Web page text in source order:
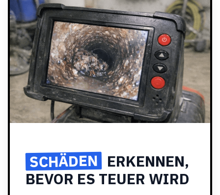
SCHÄDEN ERKENNEN,
BEVOR ES TEUER WIRD